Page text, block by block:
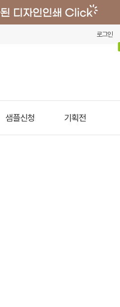
로그인
샘플신청 기획전